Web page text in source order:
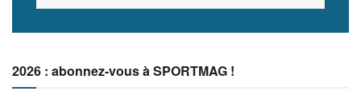
2026 : abonnez-vous à SPORTMAG !